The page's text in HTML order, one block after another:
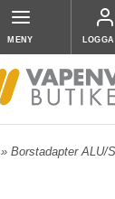
MENY
» Borstadapter ALU/